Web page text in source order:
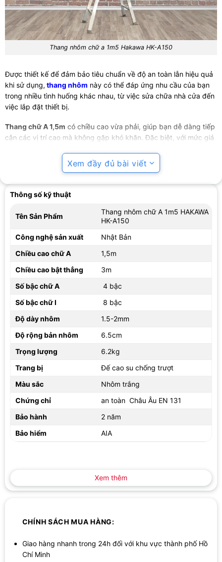
Thang nhôm chữ a 1m5 Hakawa HK-A150
Được thiết kế để đảm bảo tiêu chuẩn về độ an toàn lẫn hiệu quả
khi sử dụng, thang nhôm này có thể đáp ứng nhu cầu của bạn
trong nhiều tình huống khác nhau, từ việc sửa chữa nhà cửa đến
việc lắp đặt thiết bị.
Thang chữ A 1,5m có chiều cao vừa phải, giúp bạn dễ dàng tiếp
cận các vị trí cao mà không gặp khó khăn. Đặc biệt, với mức giá
những ai đang tìm kiếm một giải pháp tiện lợi và an toàn để làm
việc ở những độ cao nhất định.
2. Đặc điểm
thiếu trong các công việc gia đình hay công trình xây dựng. Với
tốt, thang nhôm Hakawa mang lại sự tiện lợi và an toàn tối đa cho
người sử dụng. Hãy cùng tìm hiểu kỹ hơn về các đặc điểm nổi
bật của sản phẩm này.
Hakawa không chỉ có trọng lượng nhẹ nhàng, dễ di chuyển mà
còn giúp đảm bảo an toàn tối đa cho người sử dụng. Chất liệu
lực tốt, không bị cong vênh hay biến dạng khi gặp tải trọng lớn.
Bên cạnh đó, nhôm hộp được sử dụng còn có độ dày từ 1,0-
1,5mm, giúp thang tạo nên sự cứng cáp và vững chắc hơn gấp
mài mòn và oxy hóa, giúp thang có thể tồn tại lâu dài trong môi
trường khắc nghiệt mà không lo bị gỉ sét hay hư hỏng.
Chất liệu nhôm 100%
Xem đầy đủ bài viết
Thông số kỹ thuật
Tên Sản Phẩm
Thang nhôm chữ A 1m5 HAKAWA
HK-A150
Công nghệ sản xuất
Nhật Bản
Chiều cao chữ A
1,5m
Chiều cao bật thẳng
3m
Số bậc chữ A
4 bậc
Số bậc chữ I
8 bậc
Độ dày nhôm
1.5-2mm
Độ rộng bản nhôm
6.5cm
Trọng lượng
6.2kg
Trang bị
Đế cao su chống trượt
Màu sắc
Nhôm trắng
Chứng chỉ
an toàn Châu Âu EN 131
Bảo hành
2 năm
Bảo hiểm
AIA
Xem thêm
CHÍNH SÁCH MUA HÀNG:
Giao hàng nhanh trong 24h đối với khu vực thành phố Hồ
Chí Minh